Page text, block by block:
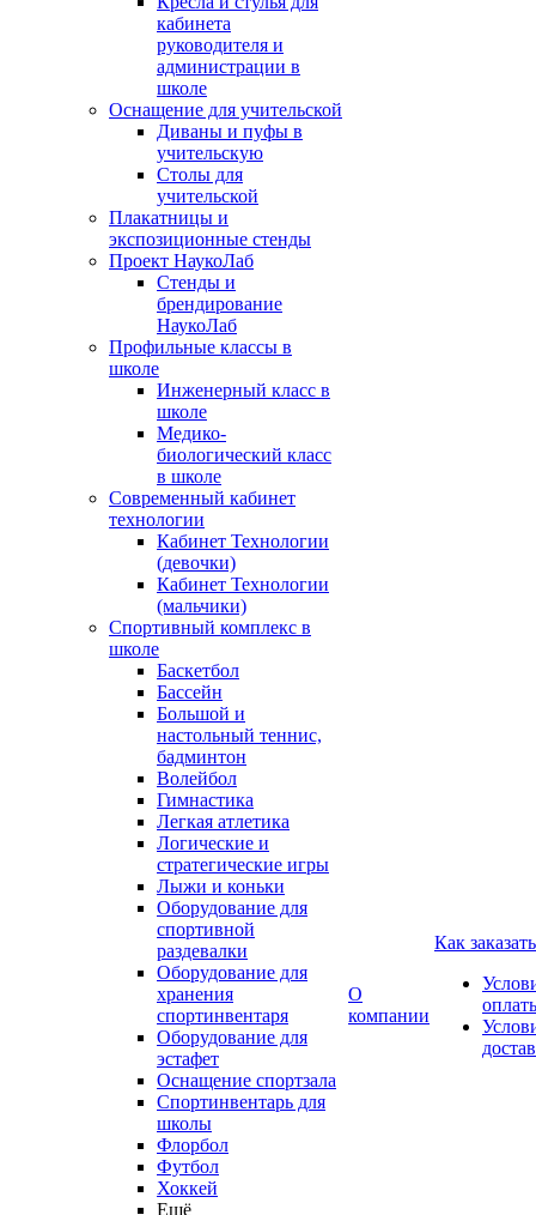
кабинета
руководителя и
администрации в
школе
Оснащение для учительской
Диваны и пуфы в
учительскую
Столы для
учительской
Плакатницы и
экспозиционные стенды
Проект НаукоЛаб
Стенды и
брендирование
НаукоЛаб
Профильные классы в
школе
Инженерный класс в
школе
Медико-
биологический класс
в школе
Современный кабинет
технологии
Кабинет Технологии
(девочки)
Кабинет Технологии
(мальчики)
Спортивный комплекс в
школе
Баскетбол
Бассейн
Большой и
настольный теннис,
бадминтон
Волейбол
Гимнастика
Легкая атлетика
Логические и
стратегические игры
Лыжи и коньки
Оборудование для
спортивной
раздевалки
Оборудование для
хранения
спортинвентаря
Оборудование для
эстафет
Оснащение спортзала
Спортинвентарь для
школы
Флорбол
Футбол
Хоккей
Ещё
О
компании
Как